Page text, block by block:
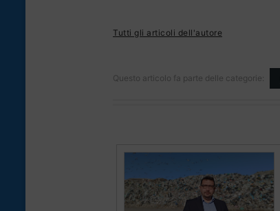
Tutti gli articoli dell'autore
Questo articolo fa parte delle categorie: